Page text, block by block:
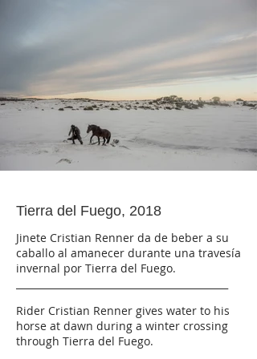
Tierra del Fuego, 2018
Jinete Cristian Renner da de beber a su
caballo al amanecer durante una travesía
invernal por Tierra del Fuego.
Rider Cristian Renner gives water to his
horse at dawn during a winter crossing
through Tierra del Fuego.